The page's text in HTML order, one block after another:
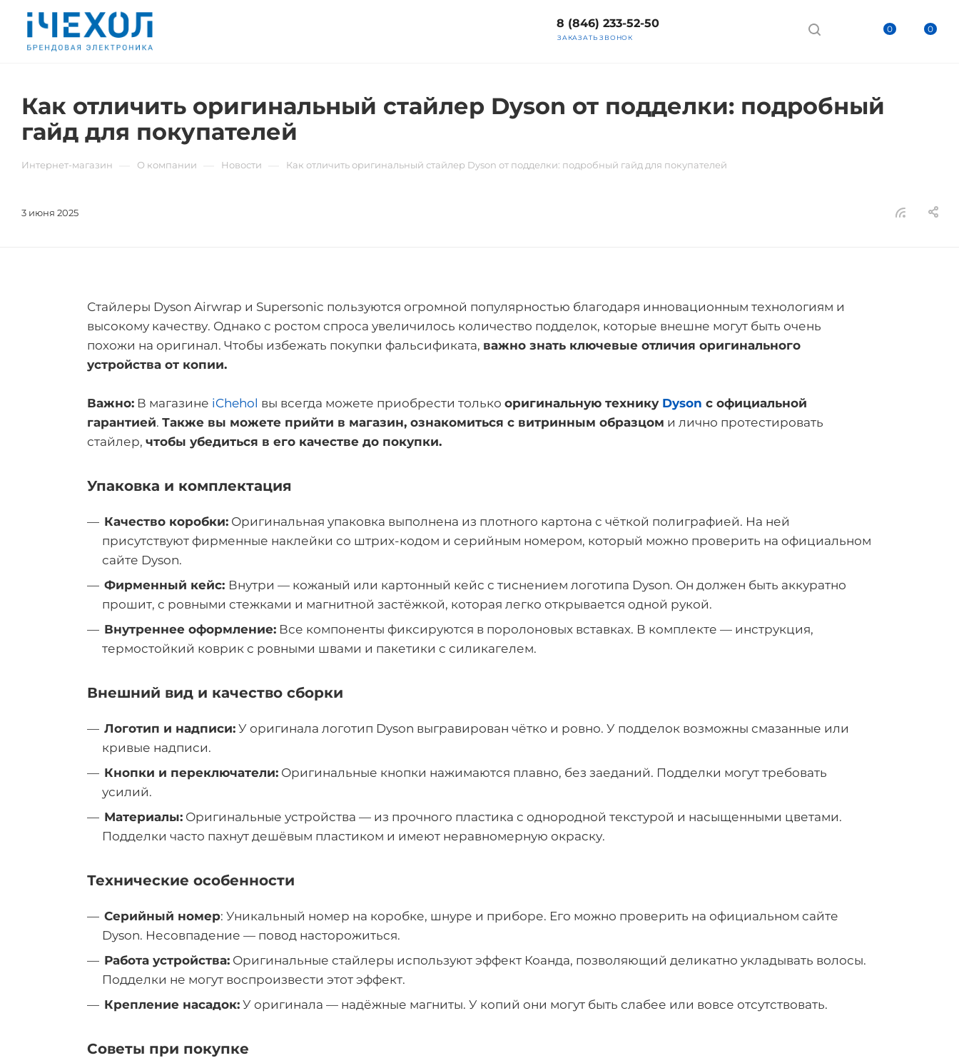
0 0
8 (846) 233-52-50
ЗАКАЗАТЬ ЗВОНОК
Как отличить оригинальный стайлер Dyson от подделки: подробный
гайд для покупателей
Интернет-магазин О компании Новости Как отличить оригинальный стайлер Dyson от подделки: подробный гайд для покупателей
3 июня 2025
Стайлеры Dyson Airwrap и Supersonic пользуются огромной популярностью благодаря инновационным технологиям и
высокому качеству. Однако с ростом спроса увеличилось количество подделок, которые внешне могут быть очень
похожи на оригинал. Чтобы избежать покупки фальсификата, важно знать ключевые отличия оригинального
устройства от копии.
Важно: В магазине iChehol вы всегда можете приобрести только оригинальную технику Dyson с официальной
гарантией. Также вы можете прийти в магазин, ознакомиться с витринным образцом и лично протестировать
стайлер, чтобы убедиться в его качестве до покупки.
Упаковка и комплектация
Качество коробки: Оригинальная упаковка выполнена из плотного картона с чёткой полиграфией. На ней
присутствуют фирменные наклейки со штрих-кодом и серийным номером, который можно проверить на официальном
сайте Dyson.
Фирменный кейс: Внутри — кожаный или картонный кейс с тиснением логотипа Dyson. Он должен быть аккуратно
прошит, с ровными стежками и магнитной застёжкой, которая легко открывается одной рукой.
Внутреннее оформление: Все компоненты фиксируются в поролоновых вставках. В комплекте — инструкция,
термостойкий коврик с ровными швами и пакетики с силикагелем.
Внешний вид и качество сборки
Логотип и надписи: У оригинала логотип Dyson выгравирован чётко и ровно. У подделок возможны смазанные или
кривые надписи.
Кнопки и переключатели: Оригинальные кнопки нажимаются плавно, без заеданий. Подделки могут требовать
усилий.
Материалы: Оригинальные устройства — из прочного пластика с однородной текстурой и насыщенными цветами.
Подделки часто пахнут дешёвым пластиком и имеют неравномерную окраску.
Технические особенности
Серийный номер: Уникальный номер на коробке, шнуре и приборе. Его можно проверить на официальном сайте
Dyson. Несовпадение — повод насторожиться.
Работа устройства: Оригинальные стайлеры используют эффект Коанда, позволяющий деликатно укладывать волосы.
Подделки не могут воспроизвести этот эффект.
Крепление насадок: У оригинала — надёжные магниты. У копий они могут быть слабее или вовсе отсутствовать.
Советы при покупке